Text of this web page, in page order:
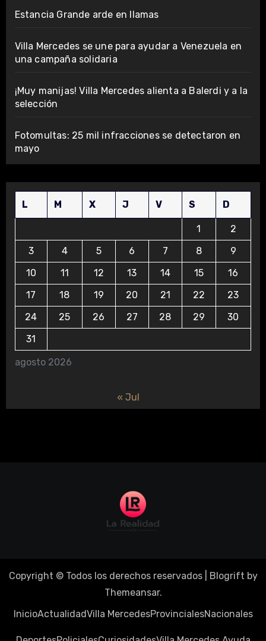
Estancia Grande arde en llamas
Villa Mercedes se une para ayudar a Venezuela en
una campaña solidaria
¡Muy manijas! Villa Mercedes alienta a Balerdi y a la
selección
Fotomultas: 25 mil infracciones se detectaron en
mayo
agosto 2026
L M X J V S D
1
2
3
4 5 6 7 8
9
10
11 12 13 14 15
16
17
18 19 20 21 22
23
24
25 26 27 28 29
30
31
« Jul
Copyright © Todos los derechos reservados Blogrift by
Themeansar.
InicioActualidadVilla MercedesProvincialesNacionales